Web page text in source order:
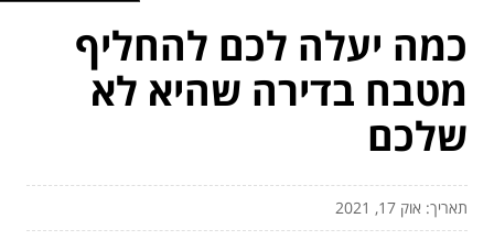
כמה יעלה לכם להחליף
מטבח בדירה שהיא לא
שלכם
תאריך: אוק 17, 2021